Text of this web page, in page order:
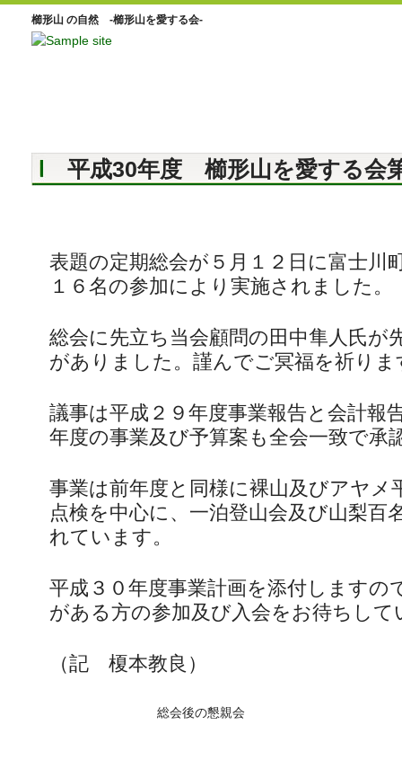
櫛形山 の自然 -櫛形山を愛する会-
平成30年度 櫛形山を愛する会
表題の定期総会が５月１２日に富士川
１６名の参加により実施されました。
総会に先立ち当会顧問の田中隼人氏が
がありました。謹んでご冥福を祈りま
議事は平成２９年度事業報告と会計報
年度の事業及び予算案も全会一致で承
事業は前年度と同様に裸山及びアヤメ
点検を中心に、一泊登山会及び山梨百
れています。
平成３０年度事業計画を添付しますの
がある方の参加及び入会をお待ちして
（記 榎本教良）
総会後の懇親会